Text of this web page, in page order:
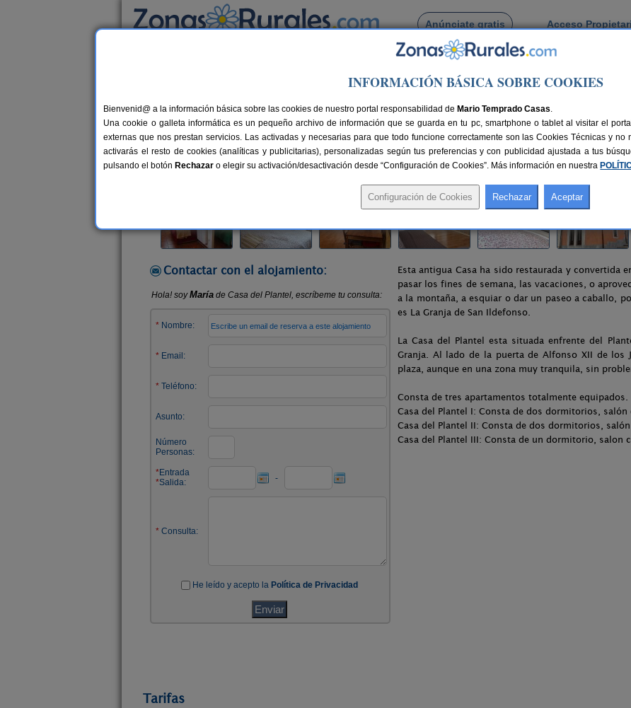
Anúnciate gratis Acceso
Busca por pueblo
La Granja de San Ildefonso> Casa del Plantel
Casa del Plantel
Apartamentos Rurales en La Granja de San Ildefonso (Segovia)
Alquiler completo 10+2 plazas 11 km de Segovia Compartir:
Contactar con el alojamiento:
Esta antigua Casa ha sido restaurada y convertida
pasar los fines de semana, las vacaciones, o
a la montaña, a esquiar o dar un paseo a caballo,
es La Granja de San Ildefonso.
La Casa del Plantel esta situada enfrente del
Granja. Al lado de la puerta de Alfonso XII de los
plaza, aunque en una zona muy tranquila, sin
Consta de tres apartamentos totalmente equipados.
Casa del Plantel I: Consta de dos dormitorios, salón
Casa del Plantel II: Consta de dos dormitorios,
Casa del Plantel III: Consta de un dormitorio, salon
Tarifas
INFORMACIÓN BÁSICA SOBRE COOKIES
Bienvenid@ a la información básica sobre las cookies de nuestro portal responsabilidad de Mario Temprado Casas.
Una cookie o galleta informática es un pequeño archivo de información que se guarda en tu pc, smartphone o tablet al visitar el
externas que nos prestan servicios. Las activadas y necesarias para que todo funcione correctamente son las Cookies Técnicas y
activarás el resto de cookies (analíticas y publicitarias), personalizadas según tus preferencias y con publicidad ajustada a tus
pulsando el botón Rechazar o elegir su activación/desactivación desde “Configuración de Cookies”. Más información en nuestra